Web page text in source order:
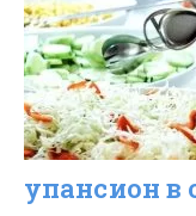
упансион в